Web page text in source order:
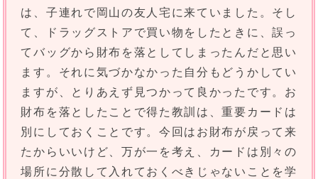
は、子連れで岡山の友人宅に来ていました。そし
て、ドラッグストアで買い物をしたときに、誤っ
てバッグから財布を落としてしまったんだと思い
ます。それに気づかなかった自分もどうかしてい
ますが、とりあえず見つかって良かったです。お
財布を落としたことで得た教訓は、重要カードは
別にしておくことです。今回はお財布が戻って来
たからいいけど、万が一を考え、カードは別々の
場所に分散して入れておくべきじゃないことを学